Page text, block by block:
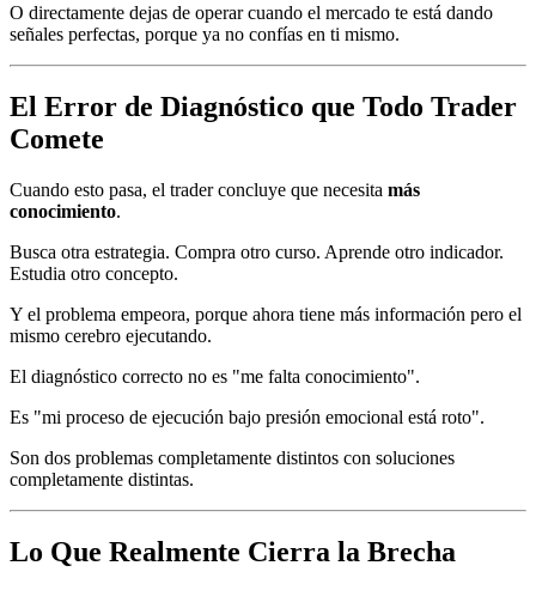
O directamente dejas de operar cuando el mercado te está dando
señales perfectas, porque ya no confías en ti mismo.
El Error de Diagnóstico que Todo Trader
Comete
Cuando esto pasa, el trader concluye que necesita más
conocimiento.
Busca otra estrategia. Compra otro curso. Aprende otro indicador.
Estudia otro concepto.
Y el problema empeora, porque ahora tiene más información pero el
mismo cerebro ejecutando.
El diagnóstico correcto no es "me falta conocimiento".
Es "mi proceso de ejecución bajo presión emocional está roto".
Son dos problemas completamente distintos con soluciones
completamente distintas.
Lo Que Realmente Cierra la Brecha